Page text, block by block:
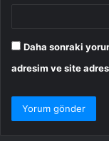
Daha sonraki
adresim ve site